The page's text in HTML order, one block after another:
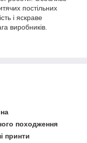
постільних
і яскраве
виробників.
походження
принти